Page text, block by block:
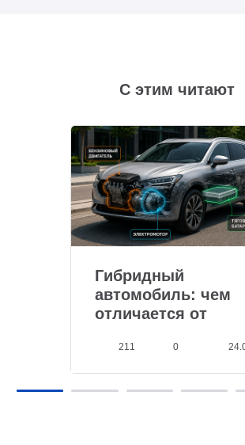
С этим читают
Гибридный
автомобиль: чем
отличается от
211 0